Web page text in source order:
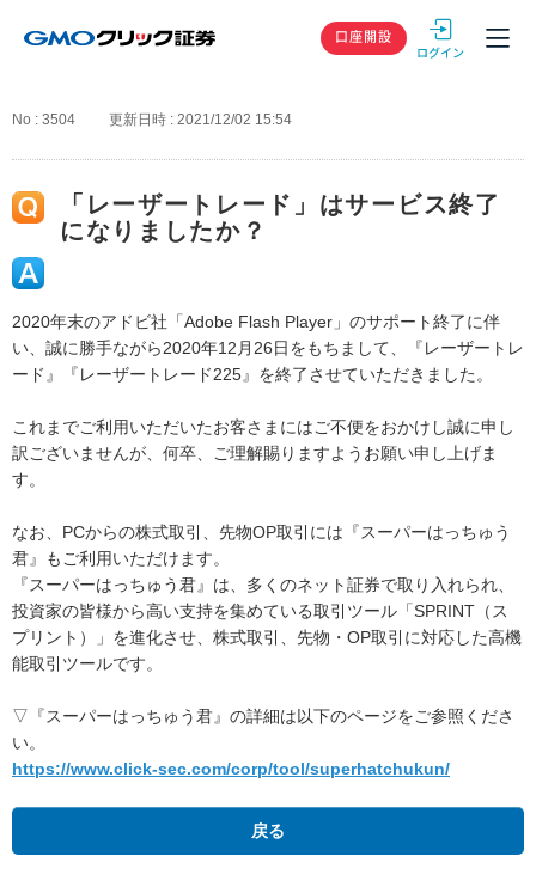
GMOクリック
口座開設
No : 3504 更新日時 : 2021/12/02 15:54
「レーザートレード」はサービス終了
になりましたか？
2020年末のアドビ社「Adobe Flash Player」のサポート終了に伴
い、誠に勝手ながら2020年12月26日をもちまして、『レーザートレ
ード』『レーザートレード225』を終了させていただきました。
これまでご利用いただいたお客さまにはご不便をおかけし誠に申し
訳ございませんが、何卒、ご理解賜りますようお願い申し上げま
す。
なお、PCからの株式取引、先物OP取引には『スーパーはっちゅう
君』もご利用いただけます。
『スーパーはっちゅう君』は、多くのネット証券で取り入れられ、
投資家の皆様から高い支持を集めている取引ツール「SPRINT（ス
プリント）」を進化させ、株式取引、先物・OP取引に対応した高機
能取引ツールです。
▽『スーパーはっちゅう君』の詳細は以下のページをご参照くださ
い。
https://www.click-sec.com/corp/tool/superhatchukun/
戻る